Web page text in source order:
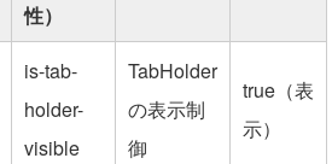
性）
is-tab-
holder-
visible
TabHolder
の表示制
御
true（表
示）